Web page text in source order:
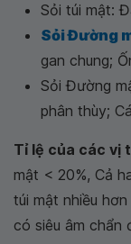
Sỏi túi mật:
Sỏi Đường
gan chung;
Sỏi Đường
phân thùy;
Tỉ lệ của các vị
mật < 20%, Cả
túi mật nhiều
có siêu âm chẩn